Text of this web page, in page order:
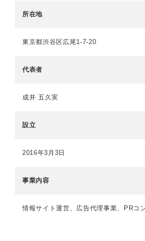
所在地
東京都渋谷区広尾1-7-20
代表者
成井 五久実
設立
2016年3月3日
事業内容
情報サイト運営、広告代理事業、PRコ